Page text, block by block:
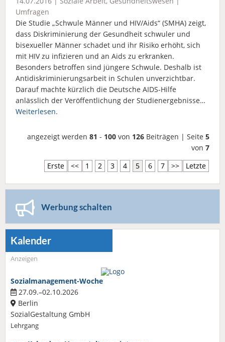
Umfragen
Die Studie „Schwule Männer und HIV/Aids“ (SMHA) zeigt,
dass Diskriminierung der Gesundheit schwuler und
bisexueller Männer schadet und ihr Risiko erhöht, sich
mit HIV zu infizieren und an Aids zu erkranken.
Besonders betroffen sind jüngere Schwule. Deshalb ist
Antidiskriminierungsarbeit in Schulen unverzichtbar.
Darauf machte kürzlich die Deutsche AIDS-Hilfe
anlässlich der Veröffentlichung der Studienergebnisse…
Weiterlesen.
angezeigt werden 81 - 100 von 126 Beiträgen | Seite 5
von 7
Erste
<< 1 2 3 4 5 6 7 >> Letzte
Werbung schalten
Kalender
Anzeigen
Sozialmanagement-Woche
27.09.–02.10.2026
Berlin
SozialGestaltung GmbH
Lehrgang